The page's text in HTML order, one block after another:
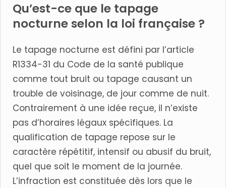
Qu’est-ce que le tapage
nocturne selon la loi française ?
Le tapage nocturne est défini par l’article
R1334-31 du Code de la santé publique
comme tout bruit ou tapage causant un
trouble de voisinage, de jour comme de nuit.
Contrairement à une idée reçue, il n’existe
pas d’horaires légaux spécifiques. La
qualification de tapage repose sur le
caractère répétitif, intensif ou abusif du bruit,
quel que soit le moment de la journée.
L’infraction est constituée dès lors que le